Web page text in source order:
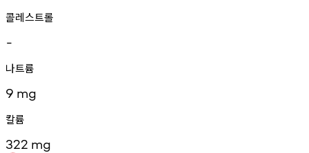
콜레스트롤
-
나트륨
9 mg
칼륨
322 mg